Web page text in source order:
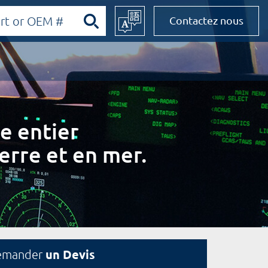
Contactez nous
entier
et en mer.
un Devis